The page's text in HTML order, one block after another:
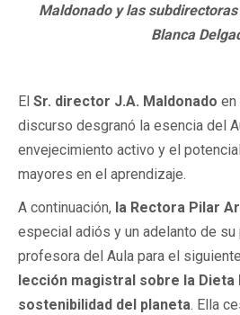
Maldonado y las
Blanca
El Sr. director J.A. Maldonado en
discurso desgranó la esencia del
envejecimiento activo y el
mayores en el aprendizaje.
A continuación, la Rectora Pilar
especial adiós y un adelanto de
profesora del Aula para el
lección magistral sobre la Dieta
sostenibilidad del planeta. Ella